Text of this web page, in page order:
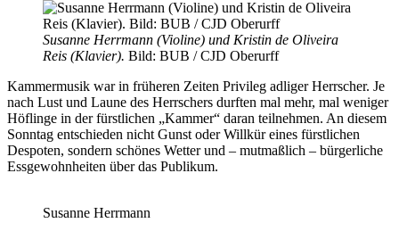
Susanne Herrmann (Violine) und Kristin de Oliveira
Reis (Klavier). Bild: BUB / CJD Oberurff
Kammermusik war in früheren Zeiten Privileg adliger Herrscher. Je
nach Lust und Laune des Herrschers durften mal mehr, mal weniger
Höflinge in der fürstlichen „Kammer“ daran teilnehmen. An diesem
Sonntag entschieden nicht Gunst oder Willkür eines fürstlichen
Despoten, sondern schönes Wetter und – mutmaßlich – bürgerliche
Essgewohnheiten über das Publikum.
Susanne Herrmann